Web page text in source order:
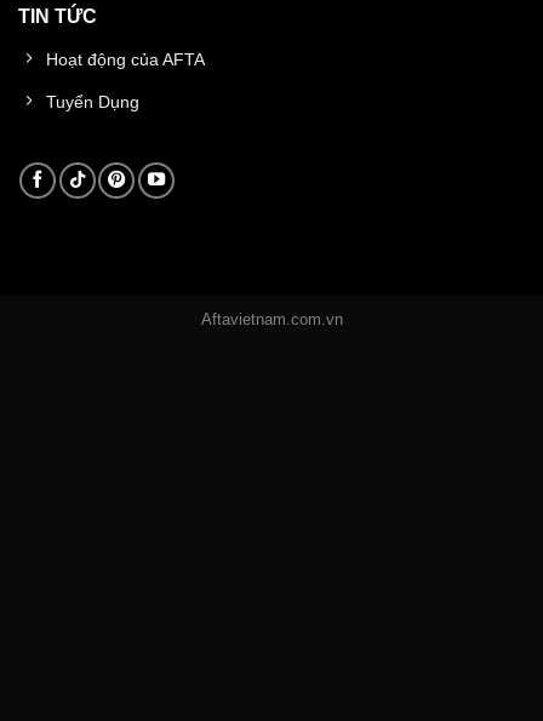
TIN TỨC
Hoạt động của AFTA
Tuyển Dụng
Aftavietnam.com.vn